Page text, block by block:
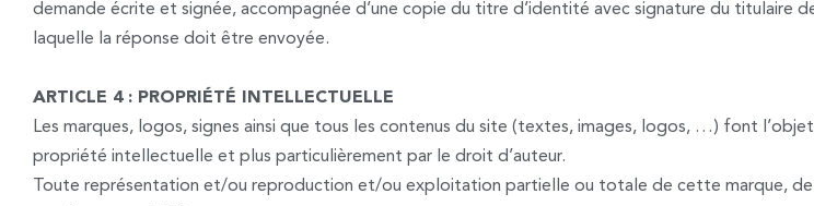
demande écrite et signée, accompagnée d’une copie du titre d’identité avec signature du titulaire
laquelle la réponse doit être envoyée.
ARTICLE 4 : PROPRIÉTÉ INTELLECTUELLE
Les marques, logos, signes ainsi que tous les contenus du site (textes, images, logos, …) font
propriété intellectuelle et plus particulièrement par le droit d’auteur.
Toute représentation et/ou reproduction et/ou exploitation partielle ou totale de cette marque,